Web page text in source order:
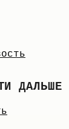
ДАЛЬШЕ